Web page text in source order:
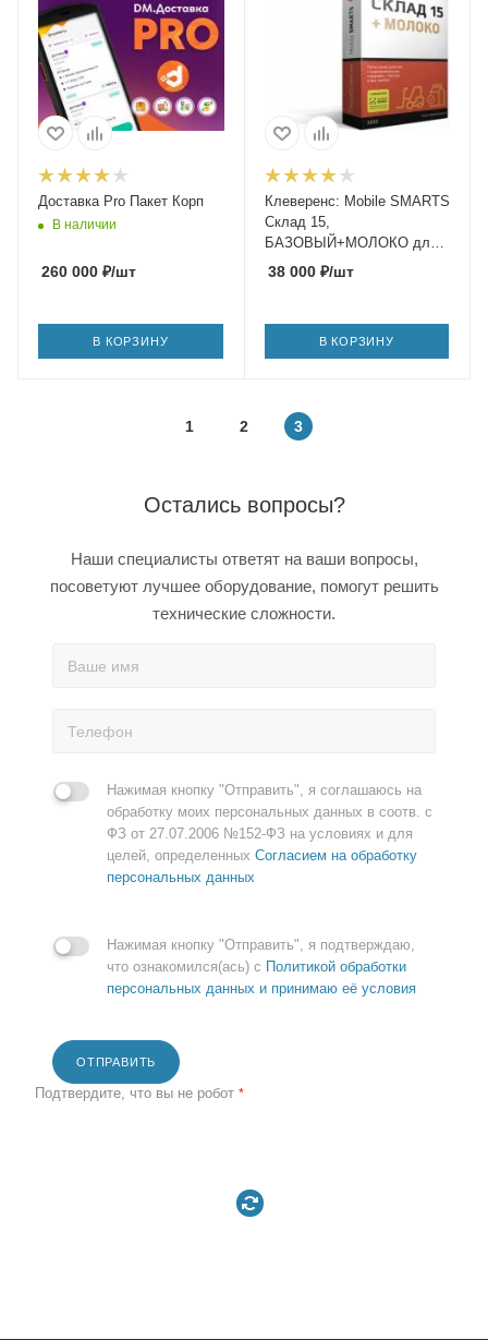
Доставка Pro Пакет Корп
В наличии
260 000 ₽/шт
В КОРЗИНУ
Клеверенс: Mobile SMARTS
Склад 15,
БАЗОВЫЙ+МОЛОКО для
конфигурации на базе
38 000₽/шт
В КОРЗИНУ
1 2 3
Остались вопросы?
Наши специалисты ответят на ваши вопросы,
посоветуют лучшее оборудование, помогут решить
технические сложности.
Нажимая кнопку "Отправить", я соглашаюсь на
обработку моих персональных данных в соотв. с
ФЗ от 27.07.2006 №152-ФЗ на условиях и для
целей, определенных Согласием на обработку
персональных данных
Нажимая кнопку "Отправить", я подтверждаю,
что ознакомился(ась) с Политикой обработки
персональных данных и принимаю её условия
ОТПРАВИТЬ
Подтвердите, что вы не робот *